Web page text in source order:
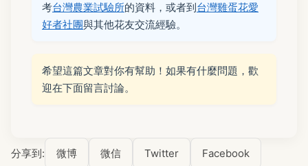
考台灣農業試驗所的資料，或者到 台灣雞蛋花愛
好者社團與其他花友交流經驗。
希望這篇文章對你有幫助！如果有什麼問題，歡
迎在下面留言討論。
分享到: 微博 微信 Twitter Facebook